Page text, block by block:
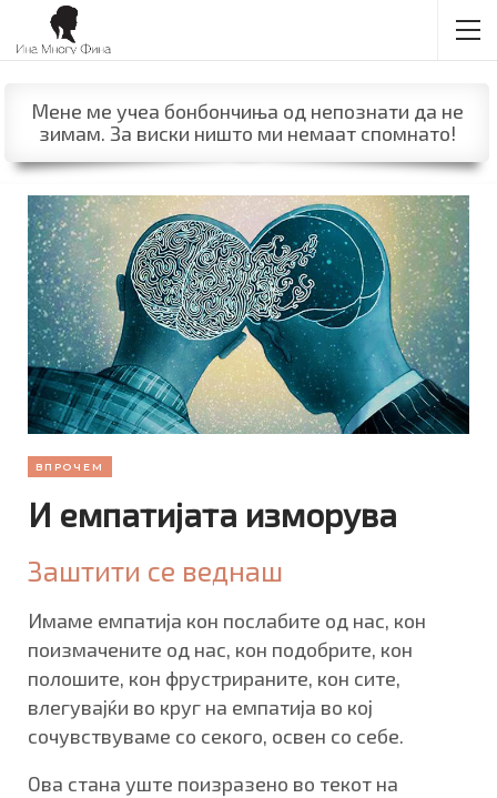
Мене ме учеа бонбончиња од непознати да не
зимам. За виски ништо ми немаат спомнато!
ВПРОЧЕМ
И емпатијата изморува
Заштити се веднаш
Имаме емпатија кон послабите од нас, кон
поизмачените од нас, кон подобрите, кон
полошите, кон фрустрираните, кон сите,
влегувајќи во круг на емпатија во кој
сочувствуваме со секого, освен со себе.
Ова стана уште поизразено во текот на